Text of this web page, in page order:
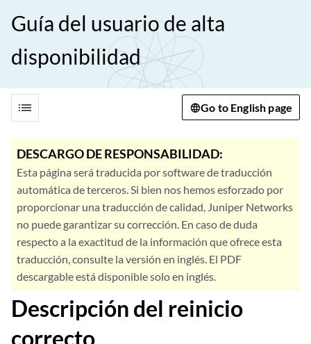
Guía del usuario de alta
disponibilidad
list Go to English page
DESCARGO DE RESPONSABILIDAD:
Esta página será traducida por software de traducción
automática de terceros. Si bien nos hemos esforzado por
proporcionar una traducción de calidad, Juniper Networks
no puede garantizar su corrección. En caso de duda
respecto a la exactitud de la información que ofrece esta
traducción, consulte la versión en inglés. El PDF
descargable está disponible solo en inglés.
Descripción del reinicio
correcto